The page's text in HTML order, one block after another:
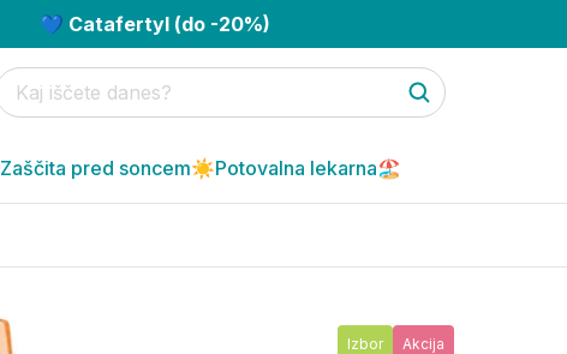
💙 Catafertyl (do -20%)
Zaščita pred soncem☀️Potovalna lekarna🏖️
Izbor Akcija